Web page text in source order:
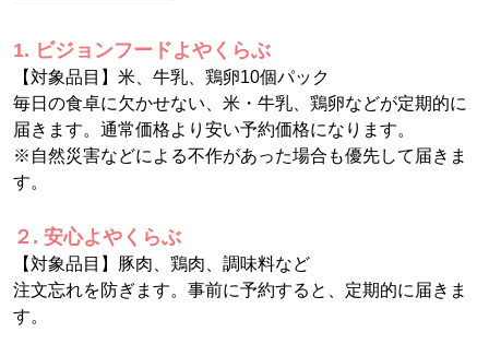
1. ビジョンフードよやくらぶ
【対象品目】米、牛乳、鶏卵10個パック
毎日の食卓に欠かせない、米・牛乳、鶏卵などが定期的に
届きます。通常価格より安い予約価格になります。
※自然災害などによる不作があった場合も優先して届きま
す。
２. 安心よやくらぶ
【対象品目】豚肉、鶏肉、調味料など
注文忘れを防ぎます。事前に予約すると、定期的に届きま
す。